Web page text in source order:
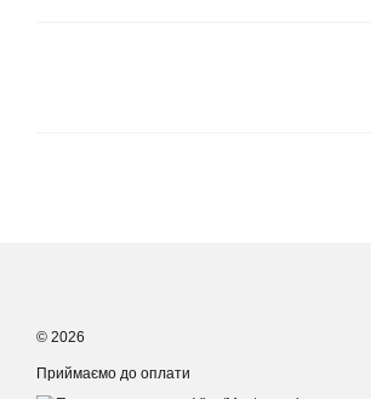
© 2026
Приймаємо до оплати